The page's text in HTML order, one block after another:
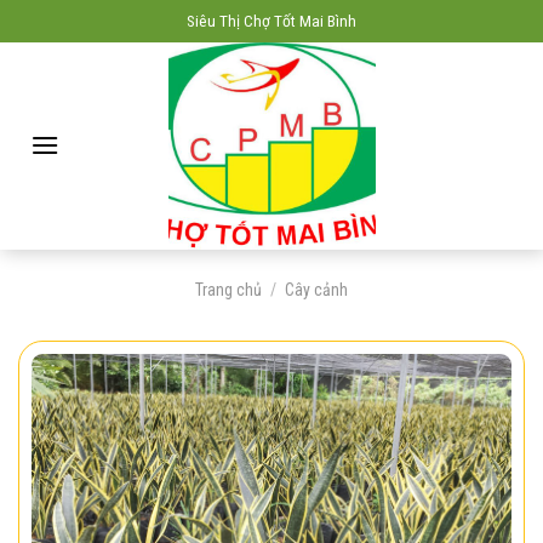
to
Siêu Thị Chợ Tốt Mai Bình
Trang chủ / Cây cảnh